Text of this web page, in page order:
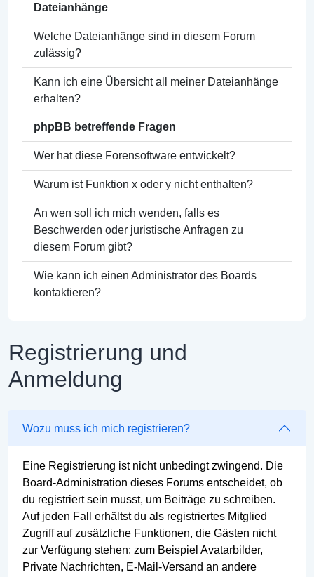
Dateianhänge
Welche Dateianhänge sind in diesem Forum
zulässig?
Kann ich eine Übersicht all meiner Dateianhänge
erhalten?
phpBB betreffende Fragen
Wer hat diese Forensoftware entwickelt?
Warum ist Funktion x oder y nicht enthalten?
An wen soll ich mich wenden, falls es
Beschwerden oder juristische Anfragen zu
diesem Forum gibt?
Wie kann ich einen Administrator des Boards
kontaktieren?
Registrierung und
Anmeldung
Wozu muss ich mich registrieren?
Eine Registrierung ist nicht unbedingt zwingend. Die
Board-Administration dieses Forums entscheidet, ob
du registriert sein musst, um Beiträge zu schreiben.
Auf jeden Fall erhältst du als registriertes Mitglied
Zugriff auf zusätzliche Funktionen, die Gästen nicht
zur Verfügung stehen: zum Beispiel Avatarbilder,
Private Nachrichten, E-Mail-Versand an andere